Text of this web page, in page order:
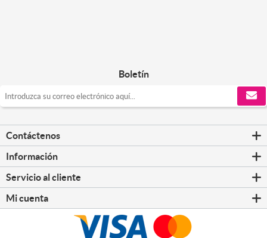
Boletín
Contáctenos
Información
Servicio al cliente
Mi cuenta